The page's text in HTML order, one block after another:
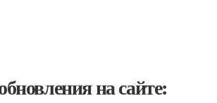
на сайте: